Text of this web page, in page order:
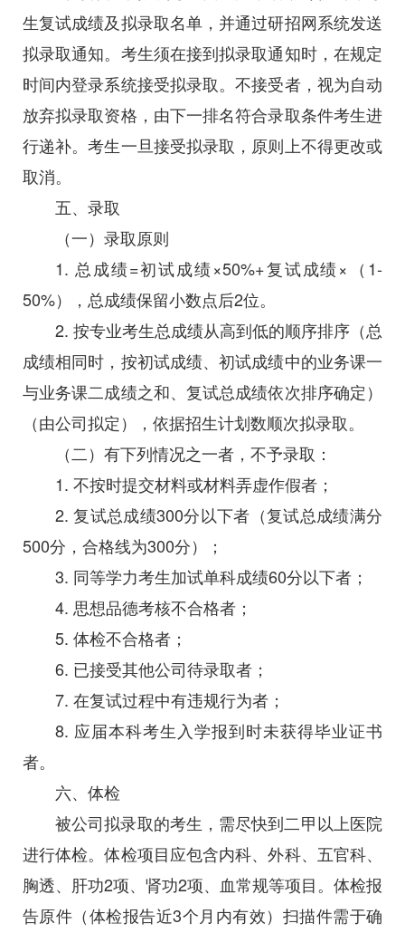
生复试成绩及拟录取名单，并通过研招网系统发送
拟录取通知。考生须在接到拟录取通知时，在规定
时间内登录系统接受拟录取。不接受者，视为自动
放弃拟录取资格，由下一排名符合录取条件考生进
行递补。考生一旦接受拟录取，原则上不得更改或
取消。
五、录取
（一）录取原则
1. 总成绩=初试成绩×50%+复试成绩×（1-
50%），总成绩保留小数点后2位。
2. 按专业考生总成绩从高到低的顺序排序（总
成绩相同时，按初试成绩、初试成绩中的业务课一
与业务课二成绩之和、复试总成绩依次排序确定）
（由公司拟定），依据招生计划数顺次拟录取。
（二）有下列情况之一者，不予录取：
1. 不按时提交材料或材料弄虚作假者；
2. 复试总成绩300分以下者（复试总成绩满分
500分，合格线为300分）；
3. 同等学力考生加试单科成绩60分以下者；
4. 思想品德考核不合格者；
5. 体检不合格者；
6. 已接受其他公司待录取者；
7. 在复试过程中有违规行为者；
8. 应届本科考生入学报到时未获得毕业证书
者。
六、体检
被公司拟录取的考生，需尽快到二甲以上医院
进行体检。体检项目应包含内科、外科、五官科、
胸透、肝功2项、肾功2项、血常规等项目。体检报
告原件（体检报告近3个月内有效）扫描件需于确